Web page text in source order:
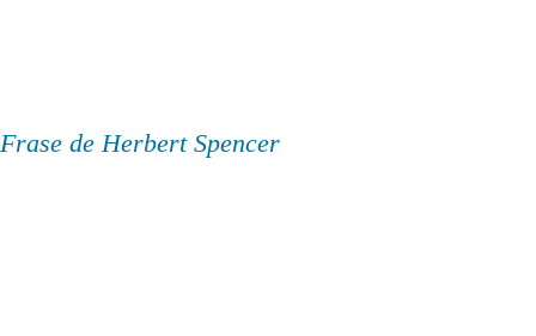
Frase de Herbert Spencer